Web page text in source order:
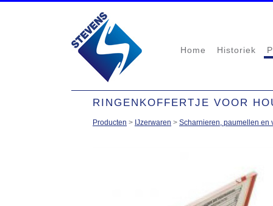
Home Historiek
RINGENKOFFERTJE VOOR
Producten > IJzerwaren > Scharnieren, paumellen en